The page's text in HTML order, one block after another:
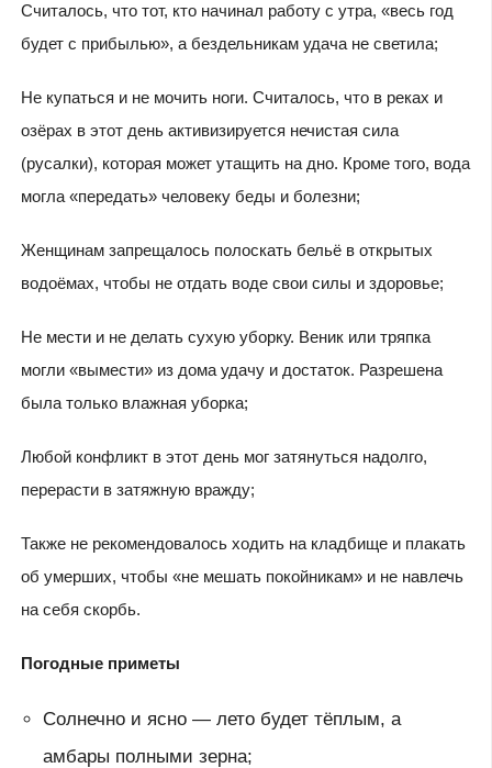
Считалось, что тот, кто начинал работу с утра, «весь год
будет с прибылью», а бездельникам удача не светила;
Не купаться и не мочить ноги. Считалось, что в реках и
озёрах в этот день активизируется нечистая сила
(русалки), которая может утащить на дно. Кроме того, вода
могла «передать» человеку беды и болезни;
Женщинам запрещалось полоскать бельё в открытых
водоёмах, чтобы не отдать воде свои силы и здоровье;
Не мести и не делать сухую уборку. Веник или тряпка
могли «вымести» из дома удачу и достаток. Разрешена
была только влажная уборка;
Любой конфликт в этот день мог затянуться надолго,
перерасти в затяжную вражду;
Также не рекомендовалось ходить на кладбище и плакать
об умерших, чтобы «не мешать покойникам» и не навлечь
на себя скорбь.
Погодные приметы
Солнечно и ясно — лето будет тёплым, а
амбары полными зерна;